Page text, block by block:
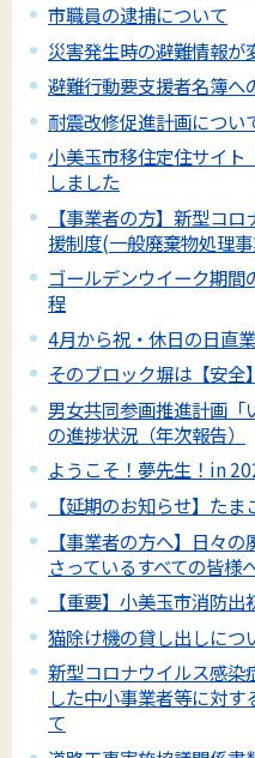
市職員の逮捕について
災害発生時の避難情報が
避難行動要支援者名簿へ
耐震改修促進計画につい
小美玉市移住定住サイト
しました
【事業者の方】新型コ
援制度(一般廃棄物処理事
ゴールデンウイーク期間
程
4月から祝・休日の日直
そのブロック塀は【安全
男女共同参画推進計画「
の進捗状況（年次報告）
ようこそ！夢先生！in
【延期のお知らせ】た
【事業者の方へ】日々
さっているすべての皆様
【重要】小美玉市消防
猫除け機の貸し出しにつ
新型コロナウイルス感染
した中小事業者等に対
て